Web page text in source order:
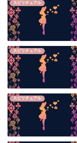
スピリチュアル
スピリチュアル
スピリチュアル